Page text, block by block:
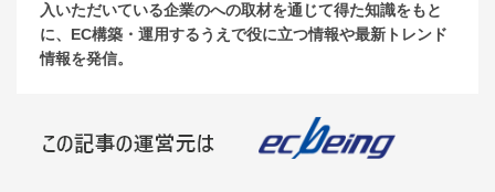
入いただいている企業のへの取材を通じて得た知識をもと
に、EC構築・運用するうえで役に立つ情報や最新トレンド
情報を発信。